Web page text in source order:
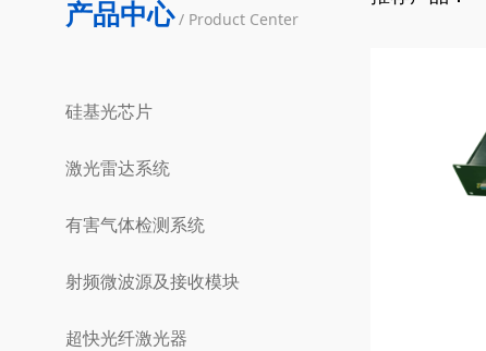
产品中心 / Product Center
硅基光芯片
激光雷达系统
有害气体检测系统
射频微波源及接收模块
超快光纤激光器